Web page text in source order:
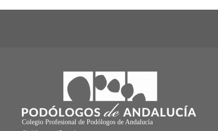
Colegio Profesional de Podólogos de Andalucía